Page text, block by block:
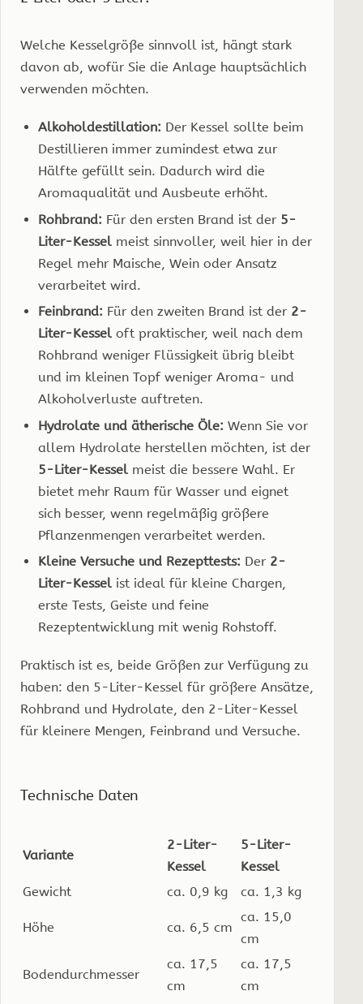
Welche Kesselgröße sinnvoll ist, hängt stark
davon ab, wofür Sie die Anlage hauptsächlich
verwenden möchten.
Alkoholdestillation: Der Kessel sollte beim
Destillieren immer zumindest etwa zur
Hälfte gefüllt sein. Dadurch wird die
Aromaqualität und Ausbeute erhöht.
Rohbrand: Für den ersten Brand ist der 5-
Liter-Kessel meist sinnvoller, weil hier in der
Regel mehr Maische, Wein oder Ansatz
verarbeitet wird.
Feinbrand: Für den zweiten Brand ist der 2-
Liter-Kessel oft praktischer, weil nach dem
Rohbrand weniger Flüssigkeit übrig bleibt
und im kleinen Topf weniger Aroma- und
Alkoholverluste auftreten.
Hydrolate und ätherische Öle: Wenn Sie vor
allem Hydrolate herstellen möchten, ist der
5-Liter-Kessel meist die bessere Wahl. Er
bietet mehr Raum für Wasser und eignet
sich besser, wenn regelmäßig größere
Pflanzenmengen verarbeitet werden.
Kleine Versuche und Rezepttests: Der 2-
Liter-Kessel ist ideal für kleine Chargen,
erste Tests, Geiste und feine
Rezeptentwicklung mit wenig Rohstoff.
Praktisch ist es, beide Größen zur Verfügung zu
haben: den 5-Liter-Kessel für größere Ansätze,
Rohbrand und Hydrolate, den 2-Liter-Kessel
für kleinere Mengen, Feinbrand und Versuche.
Technische Daten
Variante
2-Liter-
Kessel
5-Liter-
Kessel
Gewicht
ca. 0,9 kg ca. 1,3 kg
Höhe ca. 6,5 cm
ca. 15,0
cm
Bodendurchmesser
ca. 17,5
cm
ca. 17,5
cm